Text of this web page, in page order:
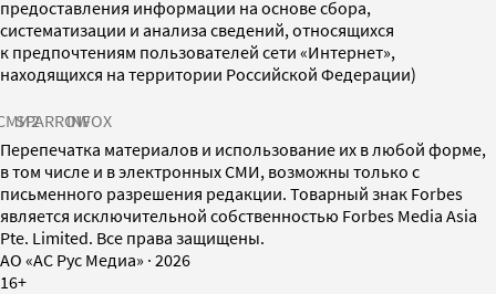
предоставления информации на основе сбора,
систематизации и анализа сведений, относящихся
к предпочтениям пользователей сети «Интернет»,
находящихся на территории Российской Федерации)
SPARROWINFOX
Перепечатка материалов и использование их в любой форме,
в том числе и в электронных СМИ, возможны только с
письменного разрешения редакции. Товарный знак Forbes
является исключительной собственностью Forbes Media Asia
Pte. Limited. Все права защищены.
AO «АС Рус Медиа» · 2026
16+